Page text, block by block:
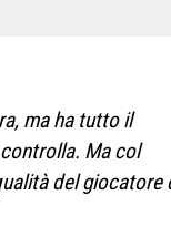
ma ha tutto il
Ma col
del giocatore